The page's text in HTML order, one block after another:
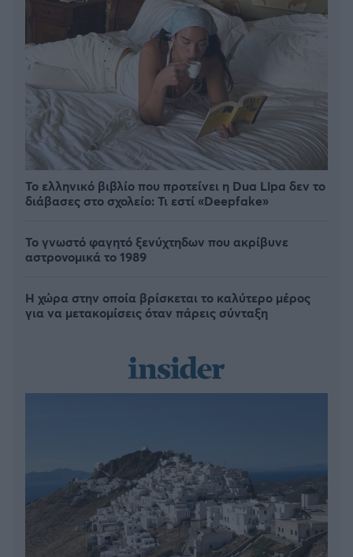
Το ελληνικό βιβλίο που προτείνει η Dua Lipa δεν το
διάβασες στο σχολείο: Τι εστί «Deepfake»
Το γνωστό φαγητό ξενύχτηδων που ακρίβυνε
αστρονομικά το 1989
Η χώρα στην οποία βρίσκεται το καλύτερο μέρος
για να μετακομίσεις όταν πάρεις σύνταξη